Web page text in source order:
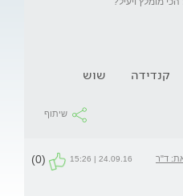
קנדידה שוש
שיתוף
ד"ר
24.09.16 | 15:26
(0)